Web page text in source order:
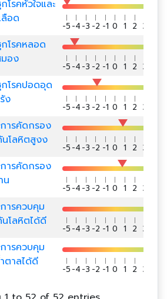
โรคหัวใจและ
อด
-5 -4 -3 -2 -1 0 1 2 3
โรคหลอด
อง
-5 -4 -3 -2 -1 0 1 2 3
โรคปอดอุด
ง
-5 -4 -3 -2 -1 0 1 2 3
ารคัดกรอง
โลหิตสูงง
-5 -4 -3 -2 -1 0 1 2 3
ารคัดกรอง
น
-5 -4 -3 -2 -1 0 1 2 3
ารควบคุม
โลหิตได้ดี
-5 -4 -3 -2 -1 0 1 2 3
ารควบคุม
ตาลได้ดี
-5 -4 -3 -2 -1 0 1 2 3